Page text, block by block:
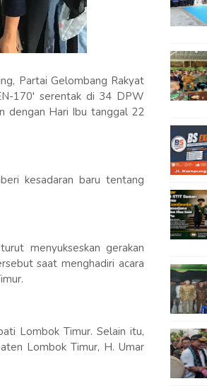
Partai Gelombang Rakyat
170' serentak di 34 DPW
dengan Hari Ibu tanggal 22
kesadaran baru tentang
menyukseskan gerakan
saat menghadiri acara
Lombok Timur. Selain itu,
Lombok Timur, H. Umar